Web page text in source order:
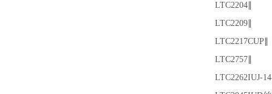
LTC2204∥
LTC2209∥
LTC2217CUP∥
LTC2757∥
LTC2262IUJ-14∥